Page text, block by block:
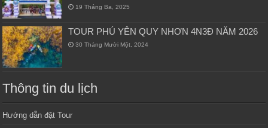
19 Tháng Ba, 2025
TOUR PHÚ YÊN QUY NHƠN 4N3Đ NĂM 2026
30 Tháng Mười Một, 2024
Thông tin du lịch
Hướng dẫn đặt Tour